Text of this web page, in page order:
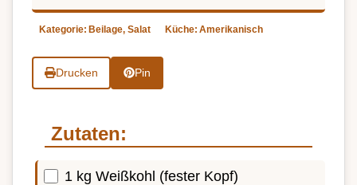
Kategorie: Beilage, Salat Küche: Amerikanisch
Drucken Pin
Zutaten:
1 kg Weißkohl (fester Kopf)